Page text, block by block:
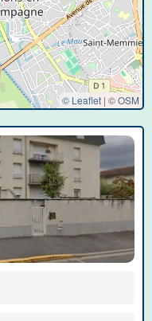
© Leaflet | ©OSM